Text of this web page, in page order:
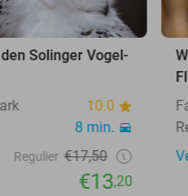
Solinger Vogel-
10.0
8 min.
Regulier €17,50
€13,20